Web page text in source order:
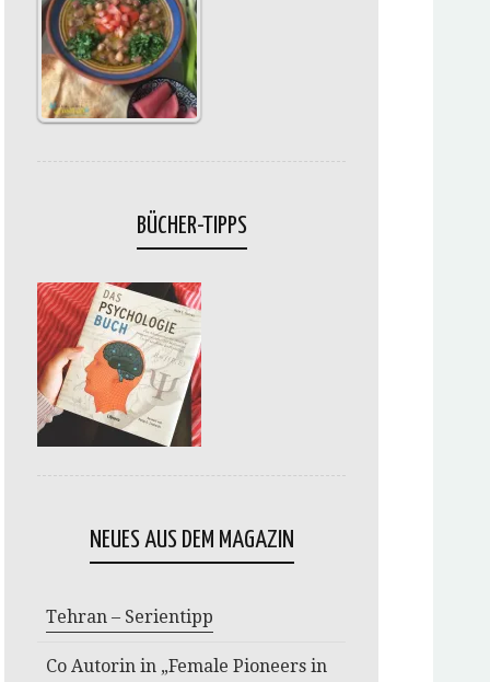
BÜCHER-TIPPS
NEUES AUS DEM MAGAZIN
Tehran – Serientipp
Co Autorin in „Female Pioneers in